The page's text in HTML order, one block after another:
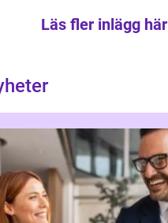
Läs fler inlägg här